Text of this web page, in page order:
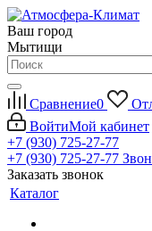
Ваш город
Мытищи
Сравнение0
ВойтиМой кабинет
+7 (930) 725-27-77
+7 (930) 725-27-77
Заказать звонок
Каталог